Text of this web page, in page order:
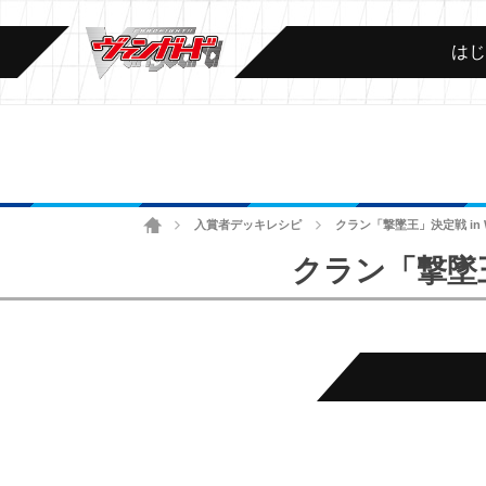
は
ホーム 入賞者デッキレシピ クラン「撃墜王」決定戦 in
クラン「撃